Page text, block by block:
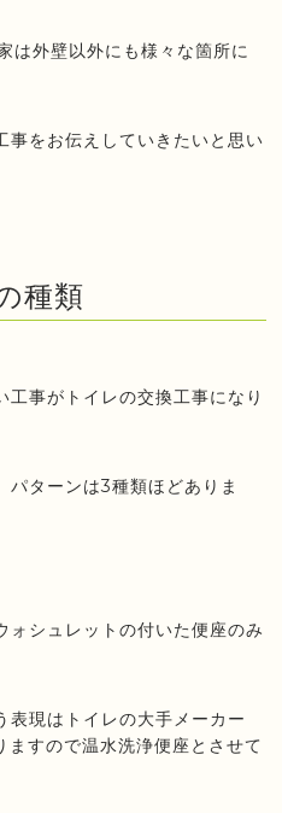
は外壁以外にも様々な箇所に
事をお伝えしていきたいと思い
種類
事がトイレの交換工事になり
パターンは3種類ほどありま
ォシュレットの付いた便座のみ
表現はトイレの大手メーカー
すので温水洗浄便座とさせて